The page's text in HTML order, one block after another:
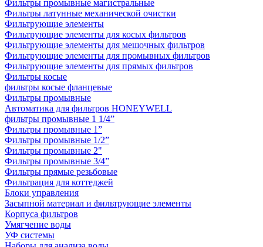
Фильтры промывные магистральные
Фильтры латунные механической очистки
Фильтрующие элементы
Фильтрующие элементы для косых фильтров
Фильтрующие элементы для мешочных фильтров
Фильтрующие элементы для промывных фильтров
Фильтрующие элементы для прямых фильтров
Фильтры косые
фильтры косые фланцевые
Фильтры промывные
Автоматика для фильтров HONEYWELL
фильтры промывные 1 1/4”
Фильтры промывные 1”
Фильтры промывные 1/2”
Фильтры промывные 2"
Фильтры промывные 3/4”
Фильтры прямые резьбовые
Фильтрация для коттеджей
Блоки управления
Засыпной материал и фильтрующие элементы
Корпуса фильтров
Умягчение воды
УФ системы